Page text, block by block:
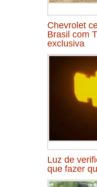
Chevrolet
Brasil com
exclusiva
Luz de
que fazer